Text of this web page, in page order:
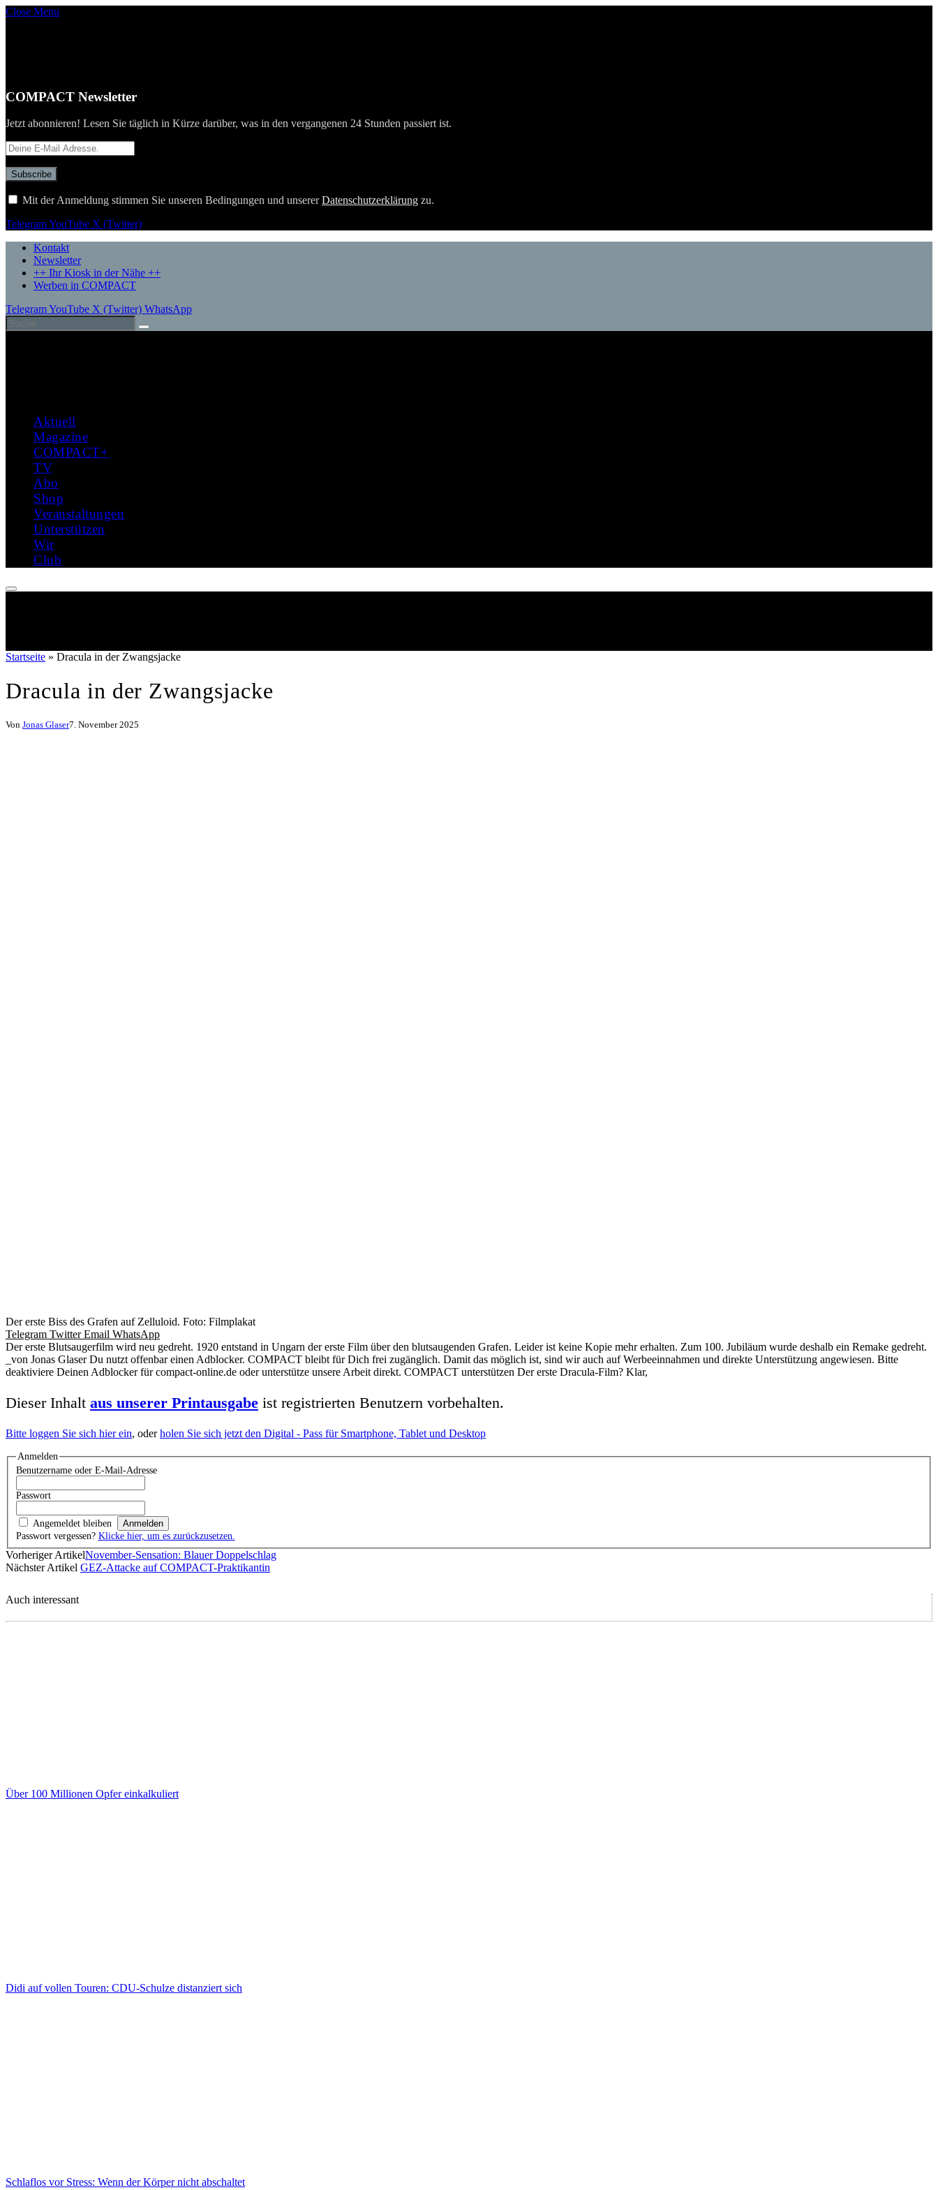
Close Menu
COMPACT Newsletter
Jetzt abonnieren! Lesen Sie täglich in Kürze darüber, was in den vergangenen 24 Stunden passiert ist.
Mit der Anmeldung stimmen Sie unseren Bedingungen und unsererDatenschutzerklärung zu.
TelegramYouTube X (Twitter)
Kontakt
Newsletter
++ Ihr Kiosk in der Nähe ++
Werben in COMPACT
TelegramYouTube X (Twitter) WhatsApp
Aktuell
Magazine
COMPACT+
TV
Abo
Shop
Veranstaltungen
Unterstützen
Wir
Club
Startseite » Dracula in der Zwangsjacke
Dracula in der Zwangsjacke
Von Jonas Glaser7. November 2025
Der erste Biss des Grafen auf Zelluloid. Foto: Filmplakat
Telegram Twitter Email WhatsApp
Der erste Blutsaugerfilm wird neu gedreht. 1920 entstand in Ungarn der erste Film über den blutsaugenden Grafen. Leider ist keine Kopie mehr erhalten. Zum 100. Jubiläum wurde deshalb ein Remake gedreht.
_von Jonas Glaser Du nutzt offenbar einen Adblocker. COMPACT bleibt für Dich frei zugänglich. Damit das möglich ist, sind wir auch auf Werbeeinnahmen und direkte Unterstützung angewiesen. Bitte
deaktiviere Deinen Adblocker für compact-online.de oder unterstütze unsere Arbeit direkt. COMPACT unterstützen Der erste Dracula-Film? Klar,
Dieser Inhalt aus unserer Printausgabe ist registrierten Benutzern vorbehalten.
Bitte loggen Sie sich hier ein, oderholen Sie sich jetzt den Digital - Pass für Smartphone, Tablet und Desktop
Anmelden
Benutzername oder E-Mail-Adresse
Passwort
Angemeldet bleiben
Passwort vergessen? Klicke hier, um es zurückzusetzen.
Vorheriger ArtikelNovember-Sensation: Blauer Doppelschlag
Nächster Artikel GEZ-Attacke auf COMPACT-Praktikantin
Auch interessant
Über 100 Millionen Opfer einkalkuliert
Didi auf vollen Touren: CDU-Schulze distanziert sich
Schlaflos vor Stress: Wenn der Körper nicht abschaltet